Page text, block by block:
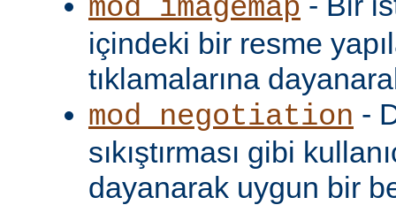
mod_imagemap
içindeki bir resme
tıklamalarına
mod_negotiation -
sıkıştırması gibi
dayanarak uygun bir